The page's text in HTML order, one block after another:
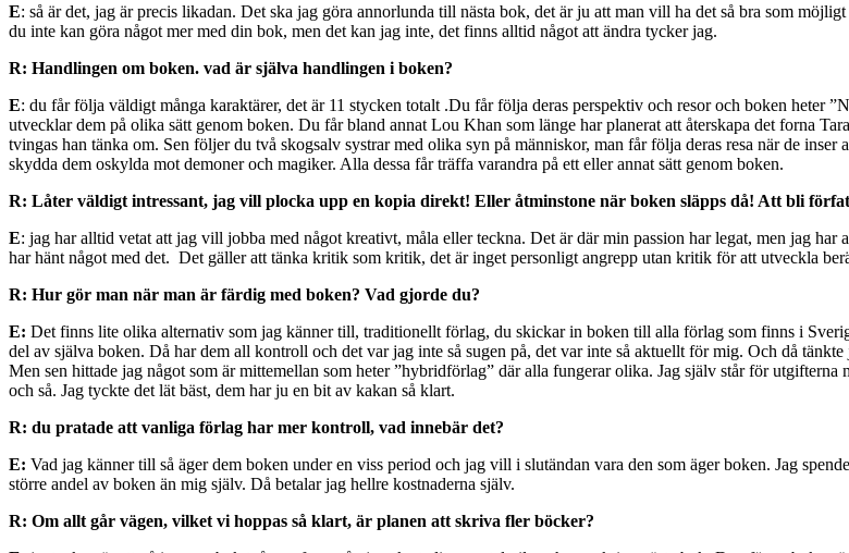
E: så är det, jag är precis likadan. Det ska jag göra annorlunda till nästa bok, det är ju att man vill ha det så bra som
du inte kan göra något mer med din bok, men det kan jag inte, det finns alltid något att ändra tycker jag.
R: Handlingen om boken. vad är själva handlingen i boken?
E: du får följa väldigt många karaktärer, det är 11 stycken totalt .Du får följa deras perspektiv och resor och boken heter
utvecklar dem på olika sätt genom boken. Du får bland annat Lou Khan som länge har planerat att återskapa det forna
tvingas han tänka om. Sen följer du två skogsalv systrar med olika syn på människor, man får följa deras resa när de
skydda dem oskylda mot demoner och magiker. Alla dessa får träffa varandra på ett eller annat sätt genom boken.
R: Låter väldigt intressant, jag vill plocka upp en kopia direkt! Eller åtminstone när boken släpps då! Att bli
E: jag har alltid vetat att jag vill jobba med något kreativt, måla eller teckna. Det är där min passion har legat, men jag
har hänt något med det. Det gäller att tänka kritik som kritik, det är inget personligt angrepp utan kritik för att utveckla
R: Hur gör man när man är färdig med boken? Vad gjorde du?
E: Det finns lite olika alternativ som jag känner till, traditionellt förlag, du skickar in boken till alla förlag som finns i
del av själva boken. Då har dem all kontroll och det var jag inte så sugen på, det var inte så aktuellt för mig. Och då
Men sen hittade jag något som är mittemellan som heter ”hybridförlag” där alla fungerar olika. Jag själv står för
och så. Jag tyckte det lät bäst, dem har ju en bit av kakan så klart.
R: du pratade att vanliga förlag har mer kontroll, vad innebär det?
E: Vad jag känner till så äger dem boken under en viss period och jag vill i slutändan vara den som äger boken. Jag
större andel av boken än mig själv. Då betalar jag hellre kostnaderna själv.
R: Om allt går vägen, vilket vi hoppas så klart, är planen att skriva fler böcker?